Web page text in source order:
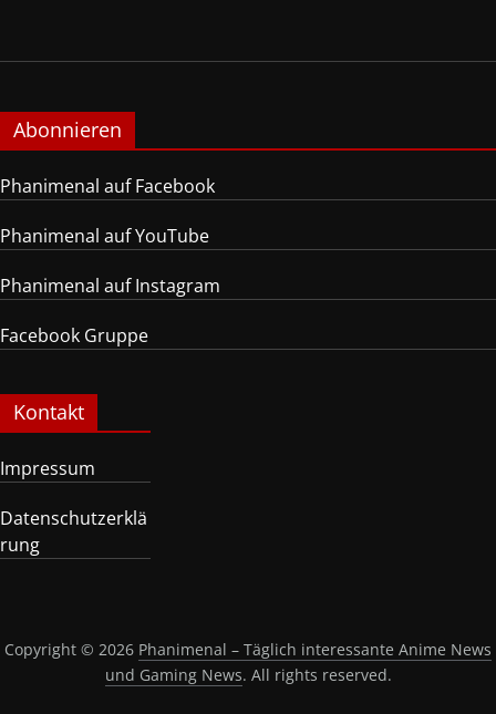
Abonnieren
Phanimenal auf Facebook
Phanimenal auf YouTube
Phanimenal auf Instagram
Facebook Gruppe
Kontakt
Impressum
Datenschutzerklä
rung
Copyright © 2026 Phanimenal – Täglich interessante Anime News
und Gaming News. All rights reserved.